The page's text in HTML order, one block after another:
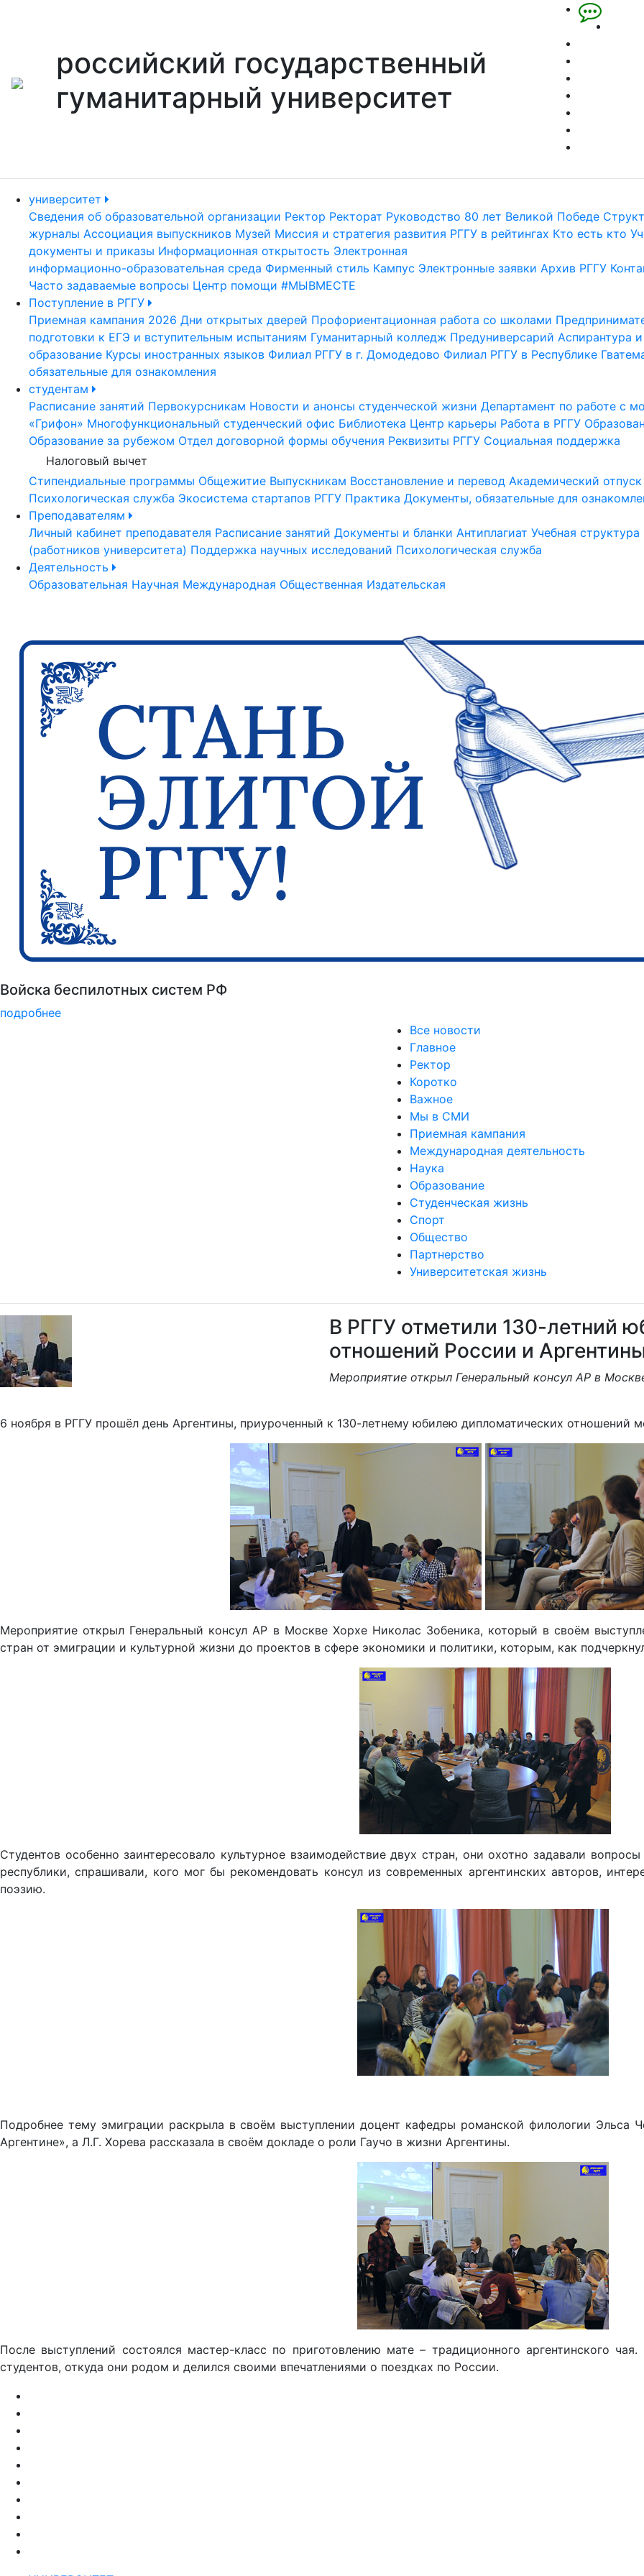
российский государственный
гуманитарный университет
университет
Сведения об образовательной организации Ректор Ректорат Руководство 80 лет Великой Победе
журналы Ассоциация выпускников Музей Миссия и стратегия развития РГГУ в рейтингах Кто есть кто
документы и приказы Информационная открытость Электронная
информационно-образовательная среда Фирменный стиль Кампус Электронные заявки Архив РГГУ
Часто задаваемые вопросы Центр помощи #МЫВМЕСТЕ
Поступление в РГГУ
Приемная кампания 2026 Дни открытых дверей Профориентационная работа со школами
подготовки к ЕГЭ и вступительным испытаниям Гуманитарный колледж Предуниверсарий Аспирантура
образование Курсы иностранных языков Филиал РГГУ в г. Домодедово Филиал РГГУ в Республике
обязательные для ознакомления
студентам
Расписание занятий Первокурсникам Новости и анонсы студенческой жизни Департамент по работе с
«Грифон» Многофункциональный студенческий офис Библиотека Центр карьеры Работа в РГГУ
Образование за рубежом Отдел договорной формы обучения Реквизиты РГГУ Социальная поддержка
Налоговый вычет
Стипендиальные программы Общежитие Выпускникам Восстановление и перевод Академический отпуск
Психологическая служба Экосистема стартапов РГГУ Практика Документы, обязательные для
Преподавателям
Личный кабинет преподавателя Расписание занятий Документы и бланки Антиплагиат Учебная структура
(работников университета) Поддержка научных исследований Психологическая служба
Деятельность
Образовательная Научная Международная Общественная Издательская
Узнать больше о музейных экспонатах и актуальных выставках
подробнее
Previous
Все новости
Главное
Ректор
Коротко
Важное
Мы в СМИ
Приемная кампания
Международная деятельность
Наука
Образование
Студенческая жизнь
Спорт
Общество
Партнерство
Университетская жизнь
В РГГУ отметили 130-летний
отношений России и
Мероприятие открыл Генеральный консул АР в
6 ноября в РГГУ прошёл день Аргентины, приуроченный к 130-летнему юбилею дипломатических отношений
Мероприятие открыл Генеральный консул АР в Москве Хорхе Николас Зобеника, который в своём
стран от эмиграции и культурной жизни до проектов в сфере экономики и политики, которым, как
Студентов особенно заинтересовало культурное взаимодействие двух стран, они охотно задавали
республики, спрашивали, кого мог бы рекомендовать консул из современных аргентинских авторов,
поэзию.
Подробнее тему эмиграции раскрыла в своём выступлении доцент кафедры романской филологии Эльса
Аргентине», а Л.Г. Хорева рассказала в своём докладе о роли Гаучо в жизни Аргентины.
После выступлений состоялся мастер-класс по приготовлению мате – традиционного аргентинского
студентов, откуда они родом и делился своими впечатлениями о поездках по России.